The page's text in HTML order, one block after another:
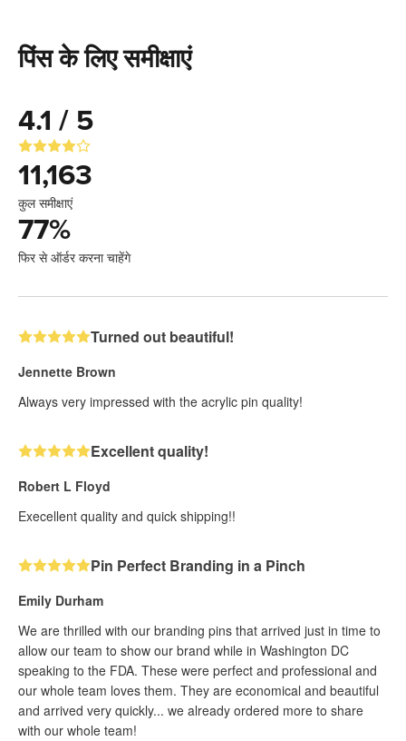
पिंस के लिए समीक्षाएं
4.1 / 5
11,163
कुल समीक्षाएं
77%
फिर से ऑर्डर करना चाहेंगे
Turned out beautiful!
Jennette Brown
Always very impressed with the acrylic pin quality!
Excellent quality!
Robert L Floyd
Execellent quality and quick shipping!!
Pin Perfect Branding in a Pinch
Emily Durham
We are thrilled with our branding pins that arrived just in time to
allow our team to show our brand while in Washington DC
speaking to the FDA. These were perfect and professional and
our whole team loves them. They are economical and beautiful
and arrived very quickly... we already ordered more to share
with our whole team!